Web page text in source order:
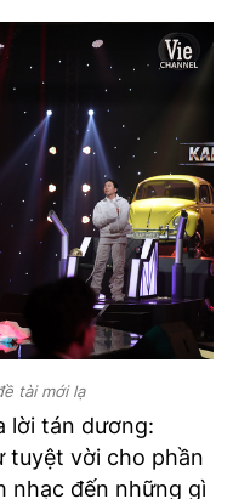
tài mới lạ
lời tán dương:
tuyệt vời cho phần
nhạc đến những gì